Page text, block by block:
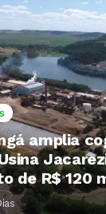
amplia
de R$ 120